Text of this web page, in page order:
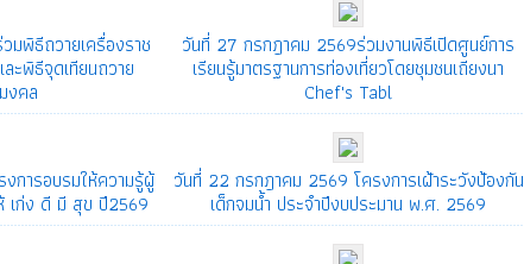
พิธีถวายเครื่องราช
ะพิธีจุดเทียนถวาย
งคล
วันที่ 27 กรกฎาคม 2569ร่วมงานพิธีเปิดศูนย์การ
เรียนรู้มาตรฐานการท่องเที่ยวโดยชุมชนเถียงนา
Chef's Tabl
การอบรมให้ความรู้ผู้
เก่ง ดี มี สุข ปี2569
วันที่ 22 กรกฎาคม 2569 โครงการเฝ้าระวังป้องกัน
เด็กจมน้ำ ประจำปีงบประมาน พ.ศ. 2569